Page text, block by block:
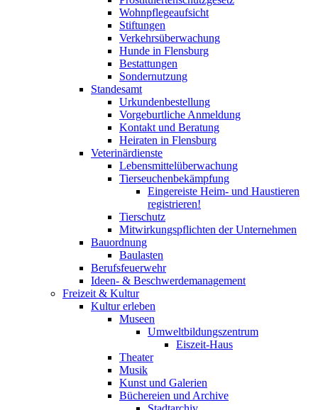
Wohnpflegeaufsicht
Stiftungen
Verkehrsüberwachung
Hunde in Flensburg
Bestattungen
Sondernutzung
Standesamt
Urkundenbestellung
Vorgeburtliche Anmeldung
Kontakt und Beratung
Heiraten in Flensburg
Veterinärdienste
Lebensmittelüberwachung
Tierseuchenbekämpfung
Eingereiste Heim- und Haustieren
registrieren!
Tierschutz
Mitwirkungspflichten der Unternehmen
Bauordnung
Baulasten
Berufsfeuerwehr
Ideen- & Beschwerdemanagement
Freizeit & Kultur
Kultur erleben
Museen
Umweltbildungszentrum
Eiszeit-Haus
Theater
Musik
Kunst und Galerien
Büchereien und Archive